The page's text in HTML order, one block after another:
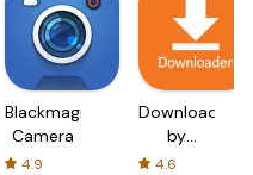
Blackmagic
Camera
4.9
Downloader
by
AFTVnews
4.6